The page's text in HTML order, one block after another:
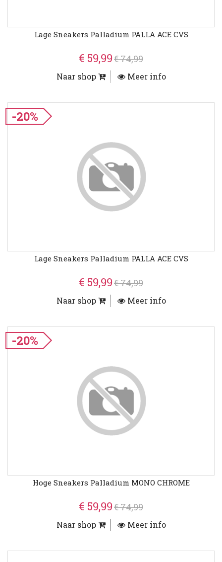
Lage Sneakers Palladium PALLA ACE CVS
€ 59,99€ 74,99
Naar shop Meer info
-20%
Lage Sneakers Palladium PALLA ACE CVS
€ 59,99€ 74,99
Naar shop Meer info
-20%
Hoge Sneakers Palladium MONO CHROME
€ 59,99€ 74,99
Naar shop Meer info